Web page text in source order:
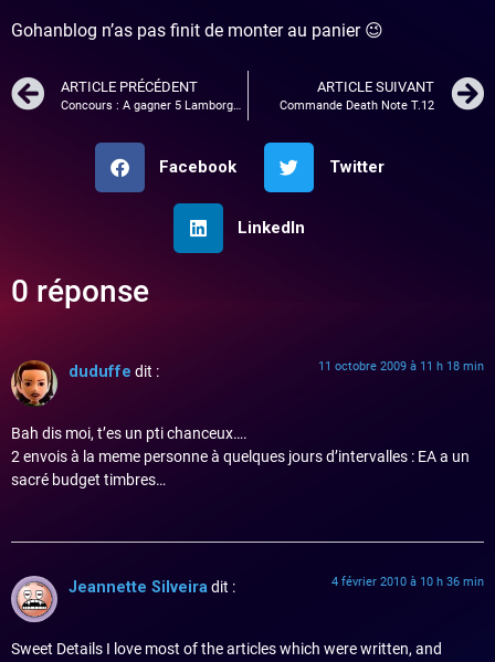
Gohanblog n’as pas finit de monter au panier 😉
ARTICLE PRÉCÉDENT
Concours : A gagner 5 Lamborghini pour Grand Turismo PSP !
ARTICLE SUIVANT
Commande Death Note T.12
Facebook Twitter
LinkedIn
0 réponse
duduffe dit : 11 octobre 2009 à 11 h 18 min
Bah dis moi, t’es un pti chanceux….
2 envois à la meme personne à quelques jours d’intervalles : EA a un
sacré budget timbres…
Jeannette Silveiradit : 4 février 2010 à 10 h 36 min
Sweet Details I love most of the articles which were written, and